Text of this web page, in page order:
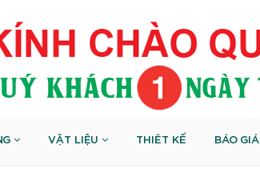
VẬT LIỆU THIÊT KẾ BÁO GIÁ